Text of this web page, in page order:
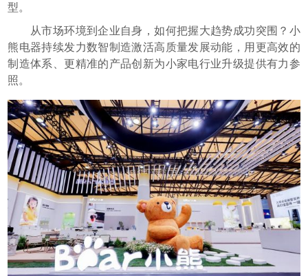
型。
从市场环境到企业自身，如何把握大趋势成功突围？小
熊电器持续发力数智制造激活高质量发展动能，用更高效的
制造体系、更精准的产品创新为小家电行业升级提供有力参
照。